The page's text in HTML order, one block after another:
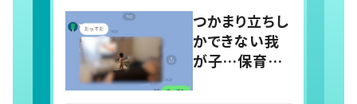
稿すると…多く
の意見が寄せ
られる！
つかまり立ちし
かできない我
が子…保育園